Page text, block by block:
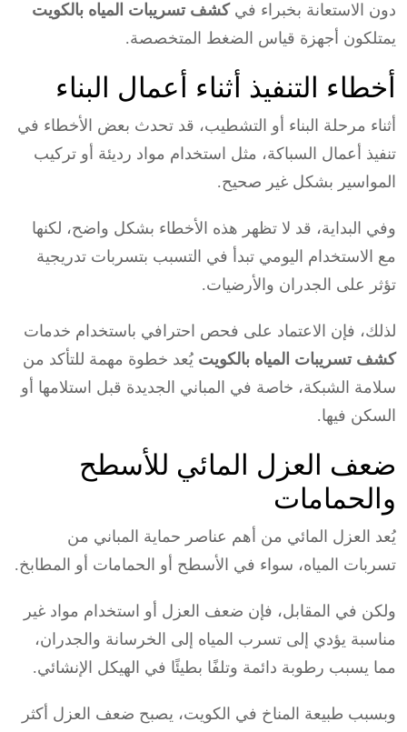
دون الاستعانة بخبراء فيكشف تسريبات المياه بالكويت
يمتلكون أجهزة قياس الضغط المتخصصة.
أخطاء التنفيذ أثناء أعمال البناء
أثناء مرحلة البناء أو التشطيب، قد تحدث بعض الأخطاء في
تنفيذ أعمال السباكة، مثل استخدام مواد رديئة أو تركيب
المواسير بشكل غير صحيح.
وفي البداية، قد لا تظهر هذه الأخطاء بشكل واضح، لكنها
مع الاستخدام اليومي تبدأ في التسبب بتسربات تدريجية
تؤثر على الجدران والأرضيات.
لذلك، فإن الاعتماد على فحص احترافي باستخدام خدمات
كشف تسريبات المياه بالكويت يُعد خطوة مهمة للتأكد من
سلامة الشبكة، خاصة في المباني الجديدة قبل استلامها أو
السكن فيها.
ضعف العزل المائي للأسطح
والحمامات
يُعد العزل المائي من أهم عناصر حماية المباني من
تسربات المياه، سواء في الأسطح أو الحمامات أو المطابخ.
ولكن في المقابل، فإن ضعف العزل أو استخدام مواد غير
مناسبة يؤدي إلى تسرب المياه إلى الخرسانة والجدران،
مما يسبب رطوبة دائمة وتلفًا بطيئًا في الهيكل الإنشائي.
وبسبب طبيعة المناخ في الكويت، يصبح ضعف العزل أكثر